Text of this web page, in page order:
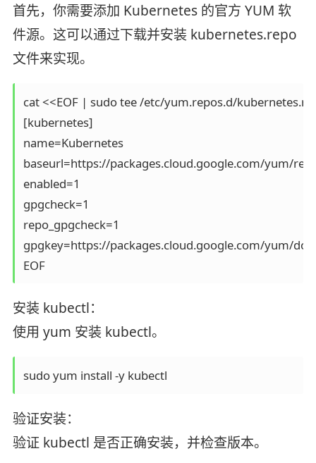
首先，你需要添加 Kubernetes 的官方 YUM 软
件源。这可以通过下载并安装 kubernetes.repo
文件来实现。
cat <<EOF | sudo tee /etc/yum.repos.d/
[kubernetes]
name=Kubernetes
baseurl=https://packages.cloud.google.com/yum/
enabled=1
gpgcheck=1
repo_gpgcheck=1
gpgkey=https://packages.cloud.google.com/yum/
EOF
安装 kubectl：
使用 yum 安装 kubectl。
sudo yum install -y kubectl
验证安装：
验证 kubectl 是否正确安装，并检查版本。